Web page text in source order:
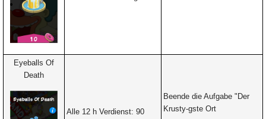
Eyeballs Of
Death
Alle 12 h Verdienst: 90
Beende die Aufgabe "Der
Krusty-gste Ort